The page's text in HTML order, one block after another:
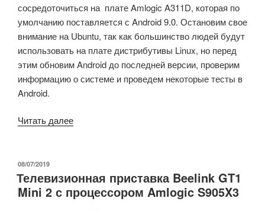
сосредоточиться на плате Amlogic A311D, которая по
умолчанию поставляется с Android 9.0. Остановимсвое
внимание на Ubuntu, так как большинство людей будут
использовать на плате дистрибутивы Linux, но перед
этим обновим Android до последней версии, проверим
информацию о системе и проведем некоторые тесты в
Android.
Читать далее«Тесты
системе
Khadas
ОПУБЛИКОВАНО
08/07/2019
Телевизионная приставка Beelink GT1
Mini 2 с процессором Amlogic S905X3